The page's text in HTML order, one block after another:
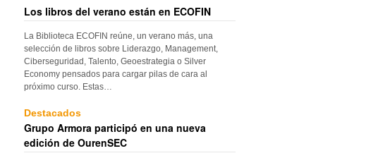
Los libros del verano están en ECOFIN
La Biblioteca ECOFIN reúne, un verano más, una
selección de libros sobre Liderazgo, Management,
Ciberseguridad, Talento, Geoestrategia o Silver
Economy pensados para cargar pilas de cara al
próximo curso. Estas…
Destacados
Grupo Armora participó en una nueva
edición de OurenSEC